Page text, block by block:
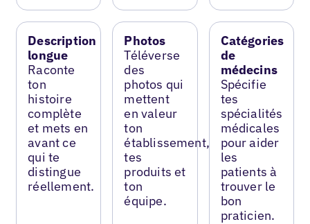
Description
longue
Raconte
ton
histoire
complète
et mets en
avant ce
qui te
distingue
réellement.
Photos
Téléverse
des
photos qui
mettent
en valeur
ton
établissement,
tes
produits et
ton
équipe.
Catégories
de
médecins
Spécifie
tes
spécialités
médicales
pour aider
les
patients à
trouver le
bon
praticien.